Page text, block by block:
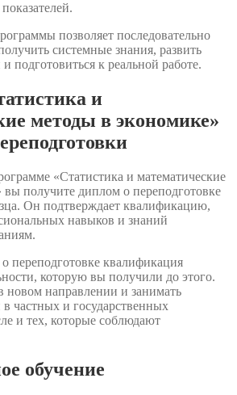
позволяет последовательно
системные знания, развить
подготовиться к реальной работе.
и
методы в экономике»
«Статистика и математические
получите диплом о переподготовке
Он подтверждает квалификацию,
навыков и знаний
переподготовке квалификация
которую вы получили до этого.
новом направлении и занимать
частных и государственных
и тех, которые соблюдают
обучение